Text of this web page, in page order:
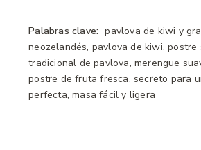
Palabras clave: pavlova de kiwi y
neozelandés, pavlova de kiwi,
tradicional de pavlova, merengue
postre de fruta fresca, secreto para
perfecta, masa fácil y ligera